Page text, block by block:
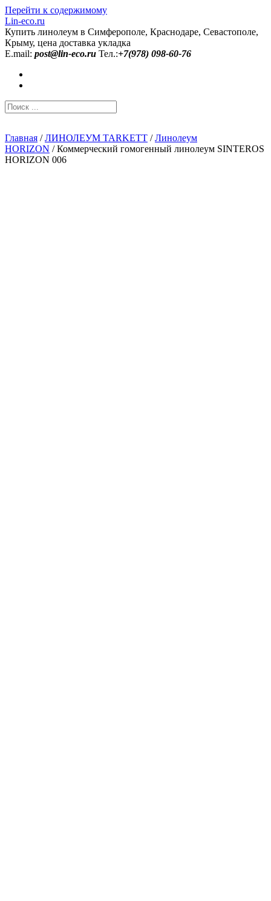
Перейти к содержимому
Lin-eco.ru
Купить линолеум в Симферополе, Краснодаре, Севастополе,
Крыму, цена доставка укладка
E.mail: post@lin-eco.ru Тел.:+7(978) 098-60-76
Главная /ЛИНОЛЕУМ TARKETT /Линолеум
HORIZON / Коммерческий гомогенный линолеум SINTEROS
HORIZON 006